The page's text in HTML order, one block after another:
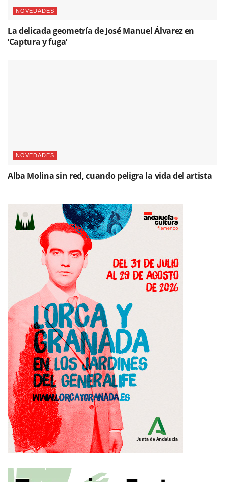
NOVEDADES
La delicada geometría de José Manuel Álvarez en
‘Captura y fuga’
NOVEDADES
Alba Molina sin red, cuando peligra la vida del artista